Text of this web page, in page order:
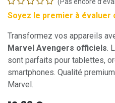
Soyez le premier à évaluer
Transformez vos appareils
Marvel Avengers officiels.
sont parfaits pour tablettes,
smartphones. Qualité
Marvel.